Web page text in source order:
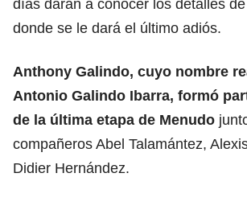
días darán a conocer los detalles
donde se le dará el último adiós.
Anthony Galindo, cuyo nombre
Antonio Galindo Ibarra, formó
de la última etapa de Menudo
compañeros Abel Talamántez,
Didier Hernández.